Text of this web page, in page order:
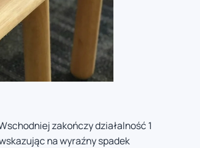
zakończy działalność 1
na wyraźny spadek